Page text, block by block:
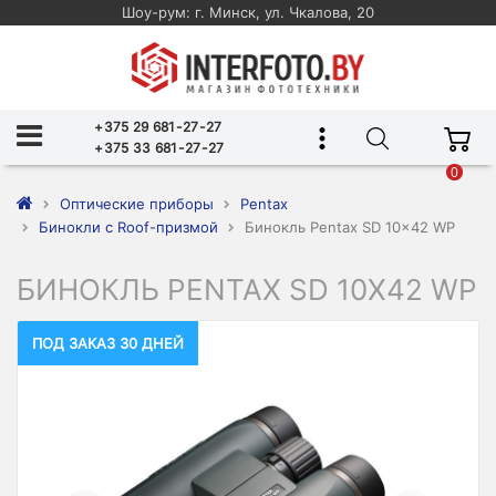
Шоу-рум: г. Минск, ул. Чкалова, 20
+375 29 681-27-27
+375 33 681-27-27
0
Оптические приборы
Pentax
Бинокли с Roof-призмой
Бинокль Pentax SD 10x42 WP
БИНОКЛЬ PENTAX SD 10X42 WP
ПОД ЗАКАЗ 30 ДНЕЙ